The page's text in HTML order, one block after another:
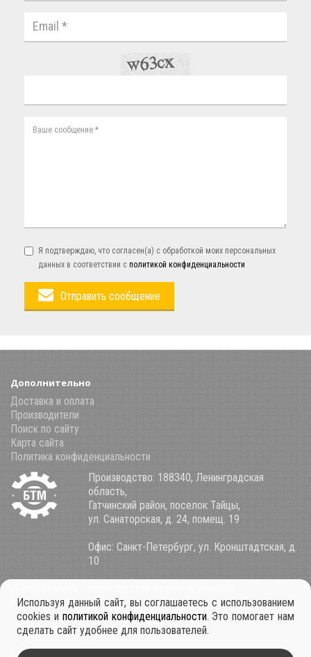
Я подтверждаю, что согласен(а) с обработкой моих персональных
данных в соответствии с политикой конфиденциальности
Отправить сообщение
Дополнительно
Доставка и оплата
Производители
Поиск по сайту
Карта сайта
Политика конфиденциальности
Производство: 188340, Ленинградская
область,
Гатчинский район, поселок Тайцы,
ул. Санаторская, д. 24, помещ. 19
Офис: Санкт-Петербург, ул. Кронштадтская, д.
10
8 (800) 100-34-85
+7 921 911-39-53
+7 931 979-11-30
Используя данный сайт, вы соглашаетесь с использованием
cookies и политикой конфиденциальности. Это помогает нам
сделать сайт удобнее для пользователей.